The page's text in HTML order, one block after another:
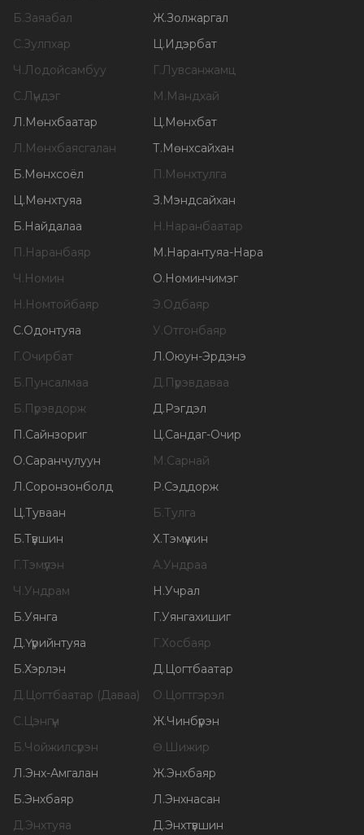
Б.Заяабал Ж.Золжаргал
С.Зулпхар Ц.Идэрбат
Ч.Лодойсамбуу Г.Лувсанжамц
С.Лүндэг М.Мандхай
Л.Мөнхбаатар Ц.Мөнхбат
Л.Мөнхбаясгалан Т.Мөнхсайхан
Б.Мөнхсоёл П.Мөнхтулга
Ц.Мөнхтуяа З.Мэндсайхан
Б.Найдалаа Н.Наранбаатар
П.Наранбаяр М.Нарантуяа-Нара
Ч.Номин О.Номинчимэг
Н.Номтойбаяр Э.Одбаяр
С.Одонтуяа У.Отгонбаяр
Г.Очирбат Л.Оюун-Эрдэнэ
Б.Пунсалмаа Д.Пүрэвдаваа
Б.Пүрэвдорж Д.Рэгдэл
П.Сайнзориг Ц.Сандаг-Очир
О.Саранчулуун М.Сарнай
Л.Соронзонболд Р.Сэддорж
Ц.Туваан Б.Тулга
Б.Түвшин Х.Тэмүүжин
Г.Тэмүүлэн А.Ундраа
Ч.Ундрам Н.Учрал
Б.Уянга Г.Уянгахишиг
Д.Үүрийнтуяа Г.Хосбаяр
Б.Хэрлэн Д.Цогтбаатар
Д.Цогтбаатар (Даваа) О.Цогтгэрэл
С.Цэнгүүн Ж.Чинбүрэн
Б.Чойжилсүрэн Ө.Шижир
Л.Энх-Амгалан Ж.Энхбаяр
Б.Энхбаяр Л.Энхнасан
Д.Энхтуяа Д.Энхтүвшин